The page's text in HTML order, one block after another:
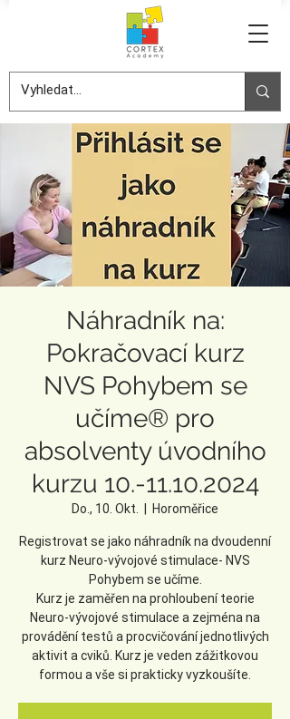
Náhradník na:
Pokračovací kurz
NVS Pohybem se
učíme® pro
absolventy úvodního
kurzu 10.-11.10.2024
Do., 10. Okt. Horoměřice
Registrovat se jako náhradník na dvoudenní
kurz Neuro-vývojové stimulace- NVS
Pohybem se učíme.
Kurz je zaměřen na prohloubení teorie
Neuro-vývojové stimulace a zejména na
provádění testů a procvičování jednotlivých
aktivit a cviků. Kurz je veden zážitkovou
formou a vše si prakticky vyzkoušíte.